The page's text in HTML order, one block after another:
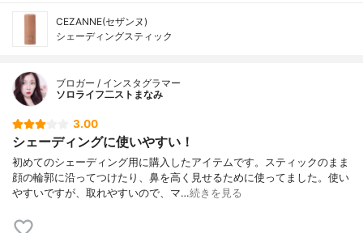
CEZANNE(セザンヌ)
シェーディングスティック
ブロガー / インスタグラマー
ソロライフ二ストまなみ
3.00
シェーディングに使いやすい！
初めてのシェーディング用に購入したアイテムです。スティックのまま
顔の輪郭に沿ってつけたり、鼻を高く見せるために使ってました。使い
やすいですが、取れやすいので、マ…続きを見る